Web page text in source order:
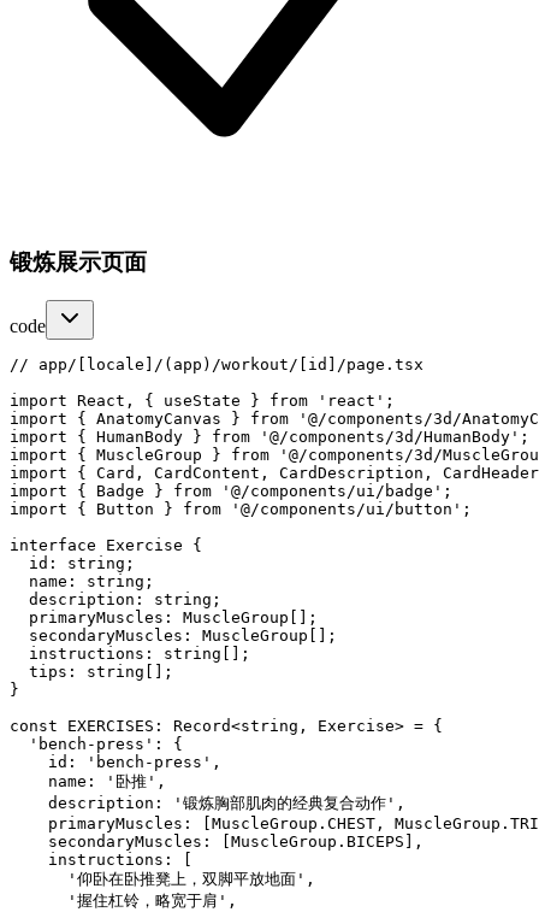
锻炼展示页面
code
// app/[locale]/(app)/workout/[id]/page.tsx
import React, { useState } from 'react';
import { AnatomyCanvas } from '@/components/3d/
import { HumanBody } from '@/components/3d/HumanBody';
import { MuscleGroup } from '@/components/3d/
import { Card, CardContent, CardDescription,
import { Badge } from '@/components/ui/badge';
import { Button } from '@/components/ui/button';
interface Exercise {
  id: string;
  name: string;
  description: string;
  primaryMuscles: MuscleGroup[];
  secondaryMuscles: MuscleGroup[];
  instructions: string[];
  tips: string[];
}
const EXERCISES: Record<string, Exercise> = {
  'bench-press': {
    id: 'bench-press',
    name: '卧推',
    description: '锻炼胸部肌肉的经典复合动作',
primaryMuscles: [MuscleGroup.CHEST,
    secondaryMuscles: [MuscleGroup.BICEPS],
    instructions: [
      '仰卧在卧推凳上，双脚平放地面',
      '握住杠铃，略宽于肩',